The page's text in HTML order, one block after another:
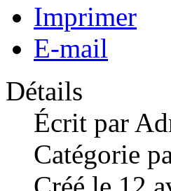
Imprimer
E-mail
Détails
Écrit par
Catégorie